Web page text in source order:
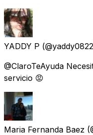
YADDY P
@ClaroTeAyuda
servicio 😡
Maria Fernanda Baez